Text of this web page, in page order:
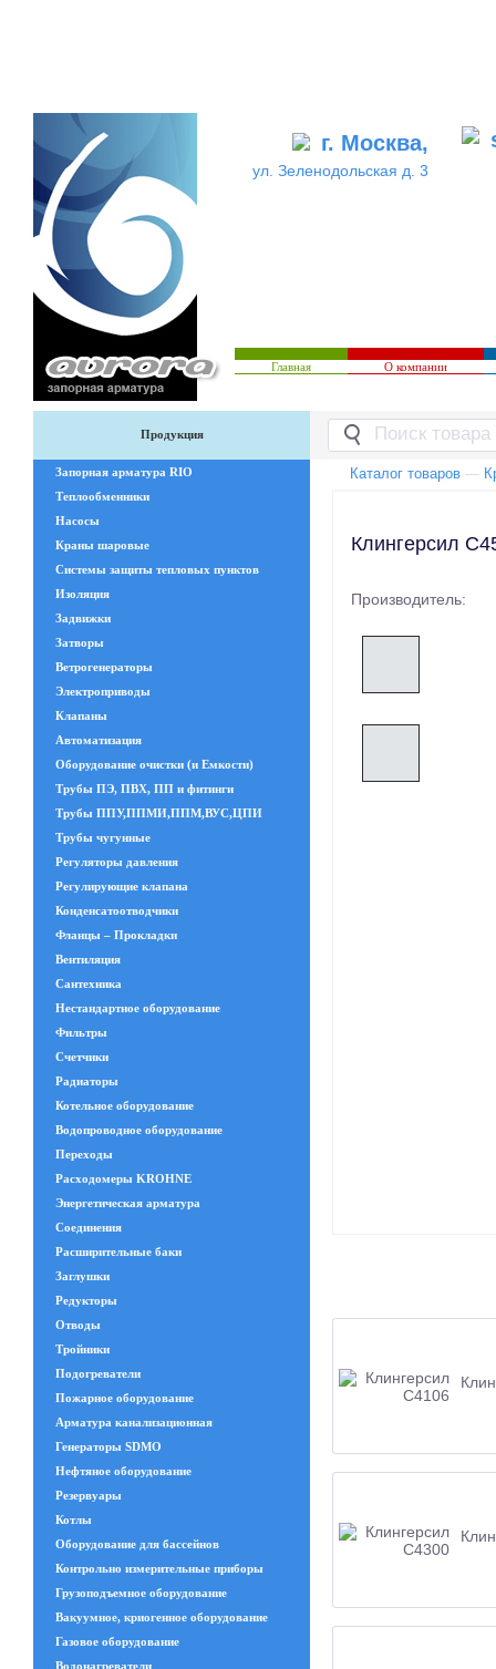
г. Москва,
ул. Зеленодольская д. 3
Главная О компании
Продукция
Запорная арматура RIO
Теплообменники
Насосы
Краны шаровые
Системы защиты тепловых пунктов
Изоляция
Задвижки
Затворы
Ветрогенераторы
Электроприводы
Клапаны
Автоматизация
Оборудование очистки (и Емкости)
Трубы ПЭ, ПВХ, ПП и фитинги
Трубы ППУ,ППМИ,ППМ,ВУС,ЦПИ
Трубы чугунные
Регуляторы давления
Регулирующие клапана
Конденсатоотводчики
Фланцы – Прокладки
Вентиляция
Сантехника
Нестандартное оборудование
Фильтры
Счетчики
Радиаторы
Котельное оборудование
Водопроводное оборудование
Переходы
Расходомеры KROHNE
Энергетическая арматура
Соединения
Расширительные баки
Заглушки
Редукторы
Отводы
Тройники
Подогреватели
Пожарное оборудование
Арматура канализационная
Генераторы SDMO
Нефтяное оборудование
Резервуары
Котлы
Оборудование для бассейнов
Контрольно измерительные приборы
Грузоподъемное оборудование
Вакуумное, криогенное оборудование
Газовое оборудование
Водонагреватели
Каталог товаров —
Клингерсил
Производитель: